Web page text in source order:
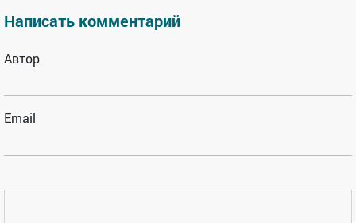
Написать комментарий
Автор
Email